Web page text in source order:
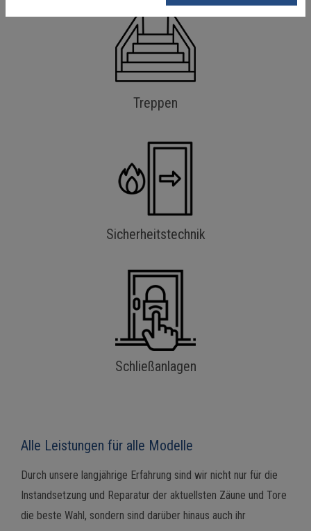
Treppen
Sicherheitstechnik
Schließanlagen
Alle Leistungen für alle Modelle
Durch unsere langjährige Erfahrung sind wir nicht nur für die
Instandsetzung und Reparatur der aktuellsten Zäune und Tore
die beste Wahl, sondern sind darüber hinaus auch ihr